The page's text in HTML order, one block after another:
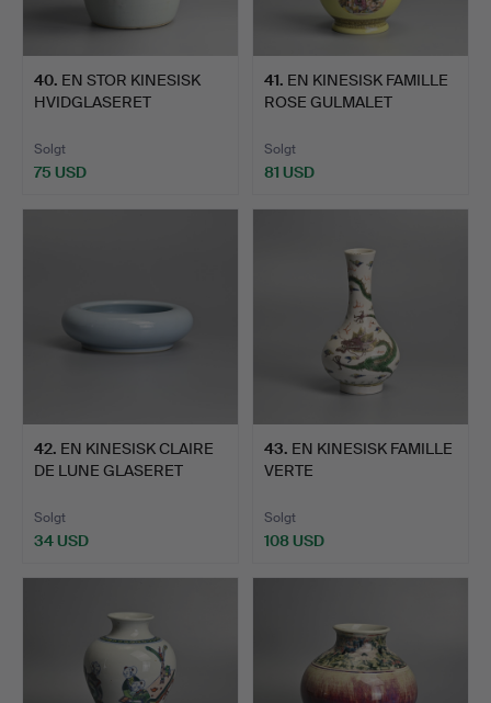
40. EN STOR KINESISK
HVIDGLASERET
Solgt
75 USD
41. EN KINESISK FAMILLE
ROSE GULMALET
Solgt
81 USD
42. EN KINESISK CLAIRE
DE LUNE GLASERET
Solgt
34 USD
43. EN KINESISK FAMILLE
VERTE
Solgt
108 USD